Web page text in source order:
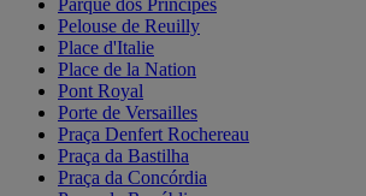
Parque dos Príncipes
Pelouse de Reuilly
Place d'Italie
Place de la Nation
Pont Royal
Porte de Versailles
Praça Denfert Rochereau
Praça da Bastilha
Praça da Concórdia